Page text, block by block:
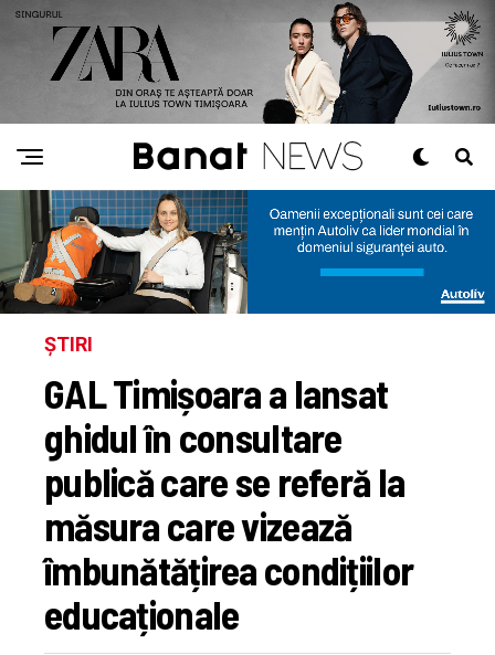
ȘTIRI
GAL Timișoara a lansat
ghidul în consultare
publică care se referă la
măsura care vizează
îmbunătățirea condițiilor
educaționale